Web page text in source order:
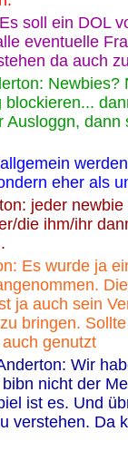
soll ein DOL
eventuelle
da auch
Newbies?
dann
eher als
jeder
die ihm/ihr
Es wurde ja
ja auch sein
bringen.
genutzt
Wir
nicht der
ist es. Und
verstehen. Da